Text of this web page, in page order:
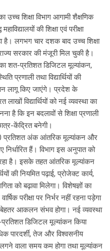
उच्च शिक्षा विभाग आगामी शैक्षणिक
की शिक्षा एवं परीक्षा
है। लगभग चार दशक बाद उच्च शिक्षा
सरकार की मंजूरी मिल चुकी है।
शत-प्रतिशत डिजिटल मूल्यांकन,
प्रणाली तथा विद्यार्थियों की
लागू किए जाएंगे। प्रदेश के
विद्यार्थियों को नई व्यवस्था का
है कि इन बदलावों से शिक्षा प्रणाली
केंद्रित बनेगी।
प्रतिशत अंक आंतरिक मूल्यांकन और
हैं। विभाग इस अनुपात को
है। इसके तहत आंतरिक मूल्यांकन
की नियमित पढ़ाई, प्रोजेक्ट कार्य,
को बढ़ावा मिलेगा। विशेषज्ञों का
परीक्षा पर निर्भर नहीं रहना पड़ेगा
आकलन संभव होगा। नई व्यवस्था
डिजिटल मूल्यांकन किया
पारदर्शी, तेज और विश्वसनीय
लगने वाला समय कम होगा तथा मूल्यांकन